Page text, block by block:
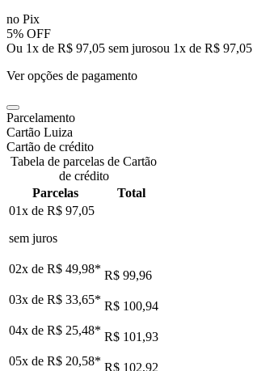
no Pix
5% OFF
Ou 1x de R$ 97,05 sem jurosou 1x de R$ 97,05
Ver opções de pagamento
Parcelamento
Cartão Luiza
Cartão de crédito
Tabela de parcelas de Cartão
de crédito
Parcelas
Total
01x de R$ 97,05
sem juros
02x de R$ 49,98* R$ 99,96
03x de R$ 33,65* R$ 100,94
04x de R$ 25,48* R$ 101,93
05x de R$ 20,58* R$ 102,92